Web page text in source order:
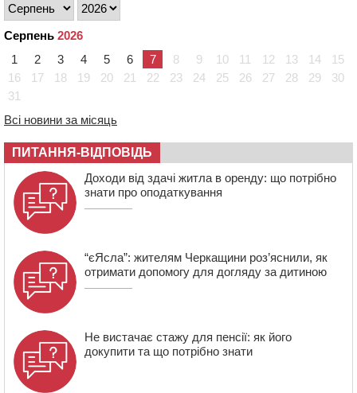
тарифи на воду та водовідведення з 2027 року
09:08 Встановити гойдалки, карусель і закупити іграшки: у
08:22
“На щиті” у Чорнобаївську громаду повертається
полеглий біля Кліщіївки воїн
сплатили на Черкащині
06 СЕРПНЯ 2026, ЧЕТВЕР
21:13 Вісім медалей, з яких чотири золоті: черкаські
спортсмени тріумфували на чемпіонаті України
Серпень 2026
1
2 3 4 5 6 7 8 9 10 11 12 13 14
15
16
17 18 19 20 21 22 23 24 25 26 27 28 29
30
31
Всі новини за місяць
ПИТАННЯ-ВІДПОВІДЬ
Доходи від здачі житла в оренду: що потрібно
знати про оподаткування
“єЯсла”: жителям Черкащини роз’яснили, як
отримати допомогу для догляду за дитиною
Не вистачає стажу для пенсії: як його
докупити та що потрібно знати